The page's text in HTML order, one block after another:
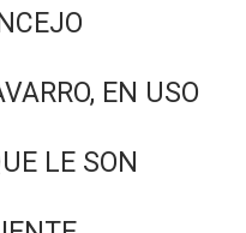
EN USO
LE SON